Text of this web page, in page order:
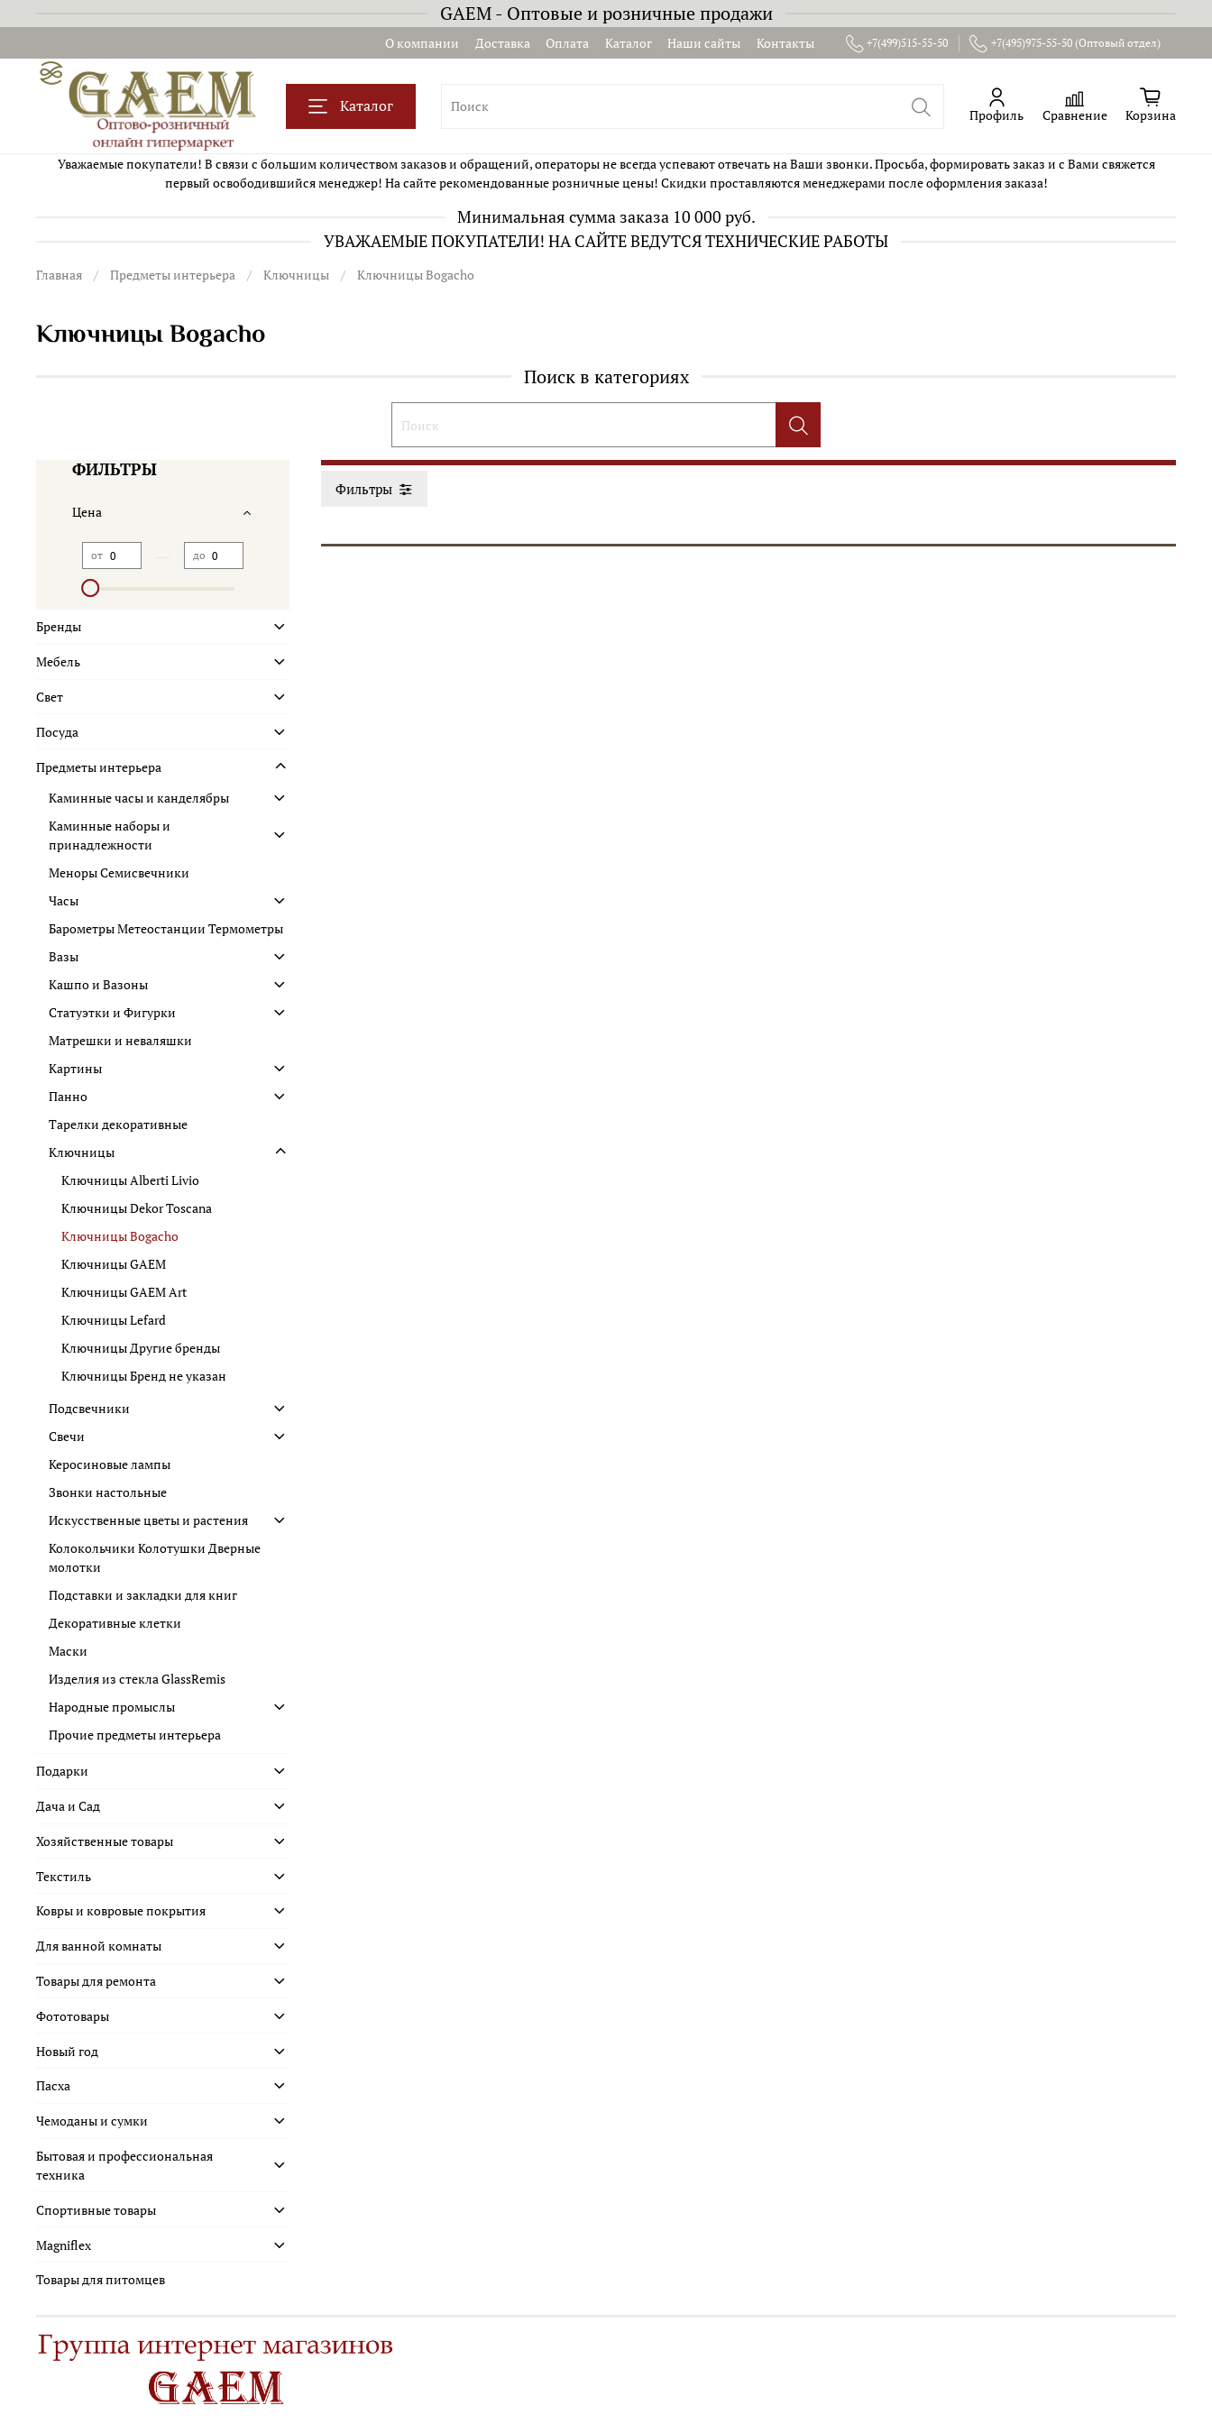
GAEM - Оптовые и розничные продажи
О компании Доставка Оплата Каталог Наши сайты Контакты +7(499)515-55-50 +7(495)975-55-50 (Оптовый отдел)
Каталог Профиль Сравнение Корзина
Уважаемые покупатели! В связи с большим количеством заказов и обращений, операторы не всегда успевают отвечать на Ваши звонки. Просьба, формировать заказ и с Вами свяжется
первый освободившийся менеджер! На сайте рекомендованные розничные цены! Скидки проставляются менеджерами после оформления заказа!
Минимальная сумма заказа 10 000 руб.
УВАЖАЕМЫЕ ПОКУПАТЕЛИ! НА САЙТЕ ВЕДУТСЯ ТЕХНИЧЕСКИЕ РАБОТЫ
Главная Предметы интерьера Ключницы Ключницы Bogacho
Ключницы Bogacho
Поиск в категориях
Фильтры
ФИЛЬТРЫ
Цена
от до
Бренды
Мебель
Свет
Посуда
Предметы интерьера
Каминные часы и канделябры
Каминные наборы и
принадлежности
Меноры Семисвечники
Часы
Барометры Метеостанции Термометры
Вазы
Кашпо и Вазоны
Статуэтки и Фигурки
Матрешки и неваляшки
Картины
Панно
Тарелки декоративные
Ключницы
Ключницы Alberti Livio
Ключницы Dekor Toscana
Ключницы Bogacho
Ключницы GAEM
Ключницы GAEM Art
Ключницы Lefard
Ключницы Другие бренды
Ключницы Бренд не указан
Подсвечники
Свечи
Керосиновые лампы
Звонки настольные
Искусственные цветы и растения
Колокольчики Колотушки Дверные
молотки
Подставки и закладки для книг
Декоративные клетки
Маски
Изделия из стекла GlassRemis
Народные промыслы
Прочие предметы интерьера
Подарки
Дача и Сад
Хозяйственные товары
Текстиль
Ковры и ковровые покрытия
Для ванной комнаты
Товары для ремонта
Фототовары
Новый год
Пасха
Чемоданы и сумки
Бытовая и профессиональная
техника
Спортивные товары
Magniflex
Товары для питомцев